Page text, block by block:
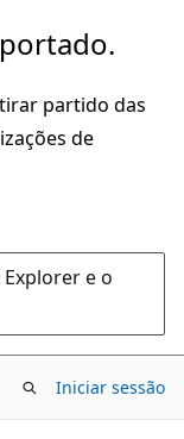
partido das
de
e o
Iniciar sessão